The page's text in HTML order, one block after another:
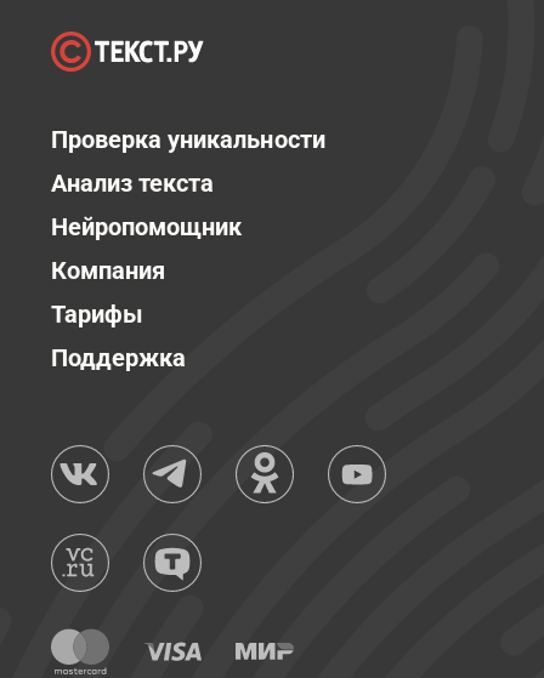
Проверка уникальности
Анализ текста
Нейропомощник
Компания
Тарифы
Поддержка